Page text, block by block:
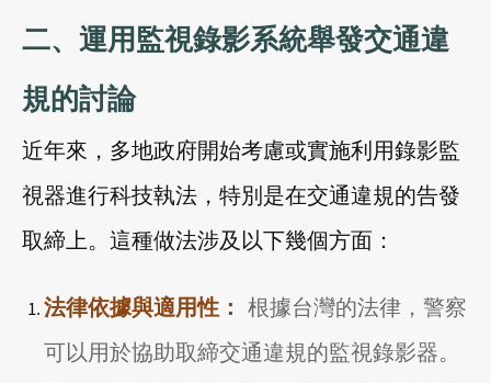
二、運用監視錄影系統舉發交通違
規的討論
近年來，多地政府開始考慮或實施利用錄影監
視器進行科技執法，特別是在交通違規的告發
取締上。這種做法涉及以下幾個方面：
法律依據與適用性：
根據台灣的法律，警察
可以用於協助取締交通違規的監視錄影器。